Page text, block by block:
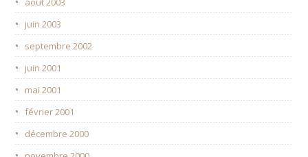
juin 2003
septembre 2002
juin 2001
mai 2001
février 2001
décembre 2000